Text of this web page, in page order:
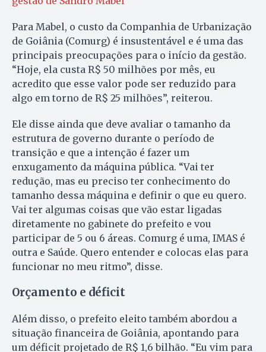
Para Mabel, o custo da Companhia de Urbanização
de Goiânia (Comurg) é insustentável e é uma das
principais preocupações para o início da gestão.
“Hoje, ela custa R$ 50 milhões por mês, eu
acredito que esse valor pode ser reduzido para
algo em torno de R$ 25 milhões”, reiterou.
Ele disse ainda que deve avaliar o tamanho da
estrutura de governo durante o período de
transição e que a intenção é fazer um
enxugamento da máquina pública. “Vai ter
redução, mas eu preciso ter conhecimento do
tamanho dessa máquina e definir o que eu quero.
Vai ter algumas coisas que vão estar ligadas
diretamente no gabinete do prefeito e vou
participar de 5 ou 6 áreas. Comurg é uma, IMAS é
outra e Saúde. Quero entender e colocas elas para
funcionar no meu ritmo”, disse.
Orçamento e déficit
Além disso, o prefeito eleito também abordou a
situação financeira de Goiânia, apontando para
um déficit projetado de R$ 1,6 bilhão. “Eu vim para